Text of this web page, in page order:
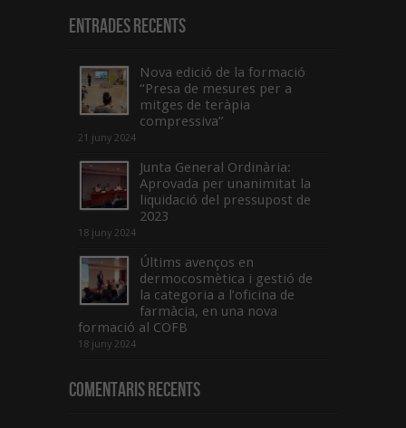
Entrades recents
Nova edició de la formació
“Presa de mesures per a
mitges de teràpia
compressiva”
21 juny 2024
Junta General Ordinària:
Aprovada per unanimitat la
liquidació del pressupost de
2023
18 juny 2024
Últims avenços en
dermocosmètica i gestió de
la categoria a l’oficina de
farmàcia, en una nova
formació al COFB
18 juny 2024
Comentaris Recents